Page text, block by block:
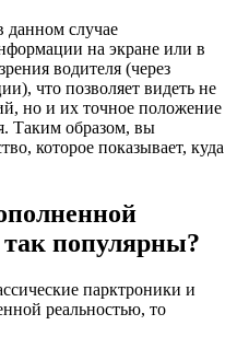
данном случае
на экране или в
водителя (через
что позволяет видеть не
но и их точное положение
Таким образом, вы
которое показывает, куда
популярны?
парктроники и
реальностью, то